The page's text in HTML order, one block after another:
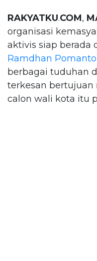
RAKYATKU.COM,
organisasi
aktivis siap berada
Ramdhan Pomanto
berbagai tuduhan
terkesan
calon wali kota itu